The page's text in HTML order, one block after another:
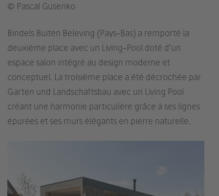
© Pascal Gusenko
Bindels Buiten Beleving (Pays-Bas) a remporté la
deuxième place avec un Living-Pool doté d’un
espace salon intégré au design moderne et
conceptuel. La troisième place a été décrochée par
Garten und Landschaftsbau avec un Living Pool
créant une harmonie particulière grâce à ses lignes
épurées et ses murs élégants en pierre naturelle.